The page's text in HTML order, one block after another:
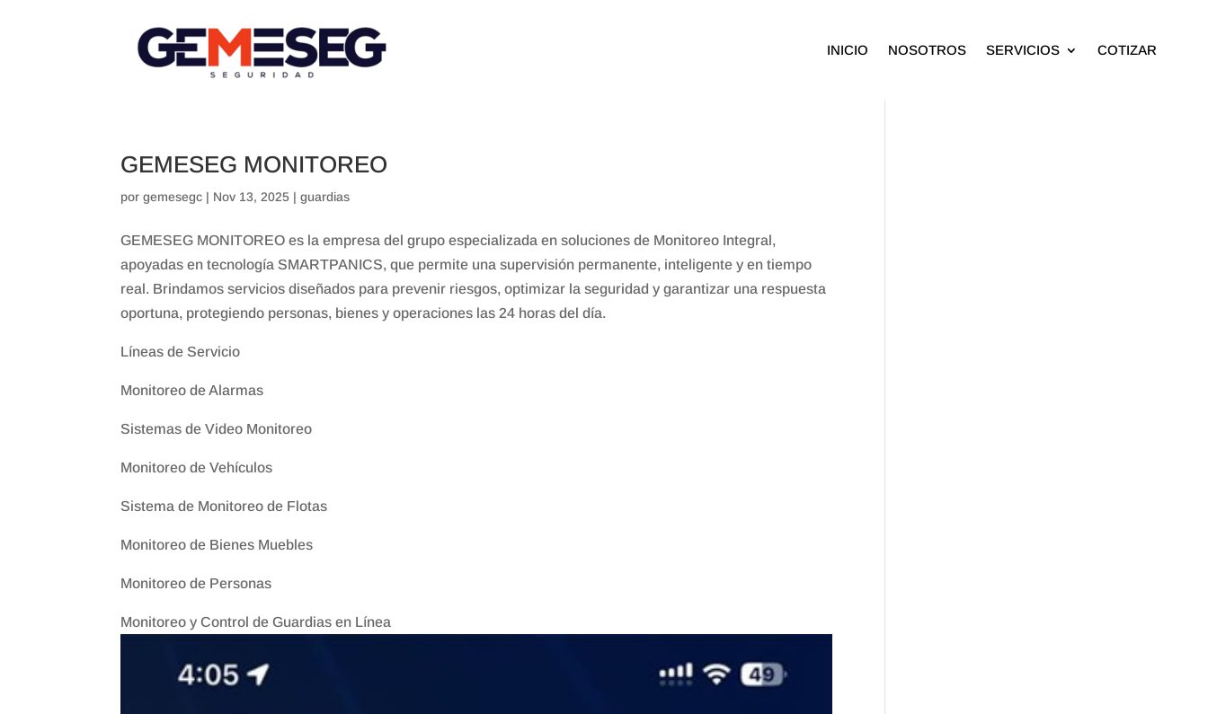
INICIO NOSOTROS SERVICIOS COTIZAR
GEMESEG MONITOREO
porgemesegc | Nov 13, 2025 |guardias
GEMESEG MONITOREO es la empresa del grupo especializada en soluciones de Monitoreo Integral,
apoyadas en tecnología SMARTPANICS, que permite una supervisión permanente, inteligente y en tiempo
real. Brindamos servicios diseñados para prevenir riesgos, optimizar la seguridad y garantizar una respuesta
oportuna, protegiendo personas, bienes y operaciones las 24 horas del día.
Líneas de Servicio
Monitoreo de Alarmas
Sistemas de Video Monitoreo
Monitoreo de Vehículos
Sistema de Monitoreo de Flotas
Monitoreo de Bienes Muebles
Monitoreo de Personas
Monitoreo y Control de Guardias en Línea